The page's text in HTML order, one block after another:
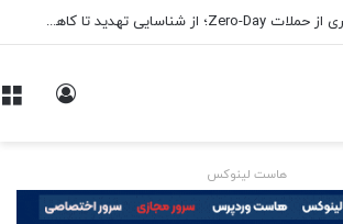
روش‌های جلوگیری از حملات Zero-Day؛ از شناسایی تهدید تا کاهش ریسک
هاست لینوکس